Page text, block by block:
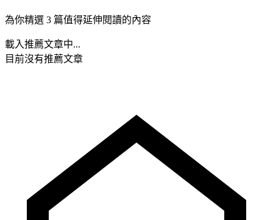
為你精選 3 篇值得延伸閱讀的內容
載入推薦文章中...
目前沒有推薦文章